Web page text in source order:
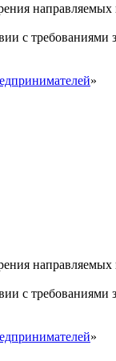
с требованиями
»
с требованиями
»